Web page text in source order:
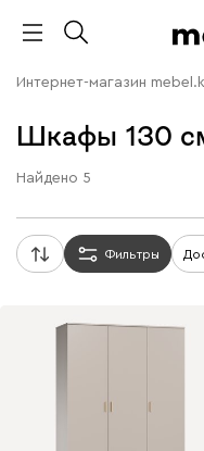
Интернет-магазин
Шкафы 130
Найдено 5
Фильтры